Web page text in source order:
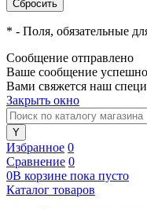
* - Поля, обязательные
Сообщение отправлено
Ваше сообщение
Вами свяжется наш
Закрыть окно
Избранное 0
Сравнение 0
0В корзине пока пусто
Каталог товаров